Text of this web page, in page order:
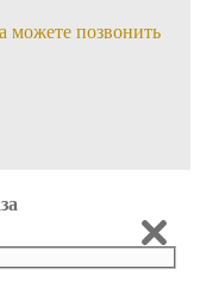
можете позвонить